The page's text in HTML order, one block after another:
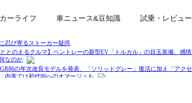
カーライフ 車ニュース&豆知識 試乗・レビュー